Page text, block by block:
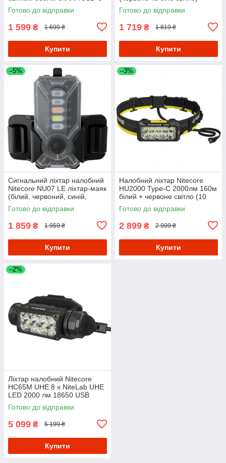
(7 режимів)
Готово до відправки
1 599 ₴ 1 699 ₴
Купити
Чорний
Готово до відправки
1 719 ₴ 1 819 ₴
Купити
–5%
Сигнальний ліхтар налобний
Nitecore NU07 LE ліхтар-маяк
(білий, червоний, синій,
зелений і жовтий світло)
Готово до відправки
1 859 ₴ 1 959 ₴
Купити
–3%
Налобний ліхтар Nitecore
HU2000 Type-C 2000лм 160м
білий + червоне світло (10
режимів)
Готово до відправки
2 899 ₴ 2 999 ₴
Купити
–2%
Ліхтар налобний Nitecore
HC65M UHE 8 x NiteLab UHE
LED 2000 лм 18650 USB
Type-C (11 режимів)
Готово до відправки
5 099 ₴ 5 199 ₴
Купити